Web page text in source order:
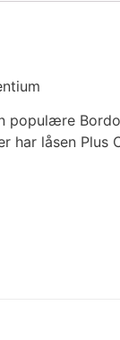
populære
har låsen